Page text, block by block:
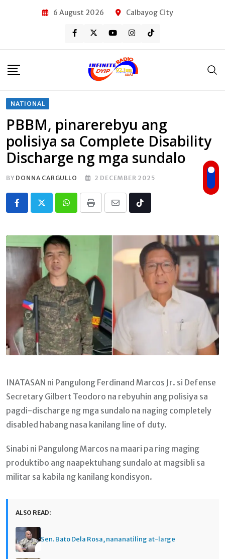
6 August 2026 Calbayog City
NATIONAL
PBBM, pinarerebyu ang
polisiya sa Complete Disability
Discharge ng mga sundalo
BY DONNA CARGULLO 2 DECEMBER 2025
Whatsapp
Print
Share
Email
Tiktok
INATASAN ni Pangulong Ferdinand Marcos Jr. si Defense
Secretary Gilbert Teodoro na rebyuhin ang polisiya sa
pagdi-discharge ng mga sundalo na naging completely
disabled habang nasa kanilang line of duty.
Sinabi ni Pangulong Marcos na maari pa ring maging
produktibo ang naapektuhang sundalo at magsibli sa
militar sa kabila ng kanilang kondisyon.
ALSO READ:
Sen. Bato Dela Rosa, nananatiling at-large